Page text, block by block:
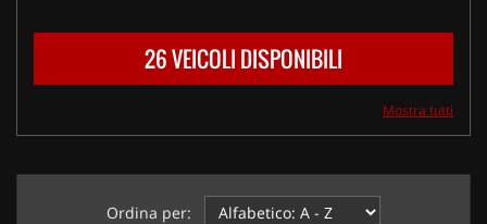
26 VEICOLI DISPONIBILI
Mostra tutti
Ordina per: